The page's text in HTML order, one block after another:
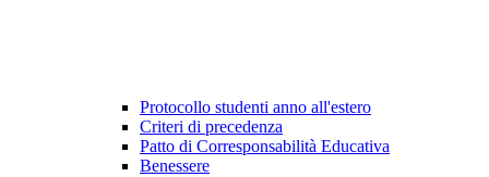
Protocollo studenti anno all'estero
Criteri di precedenza
Patto di Corresponsabilità Educativa
Benessere